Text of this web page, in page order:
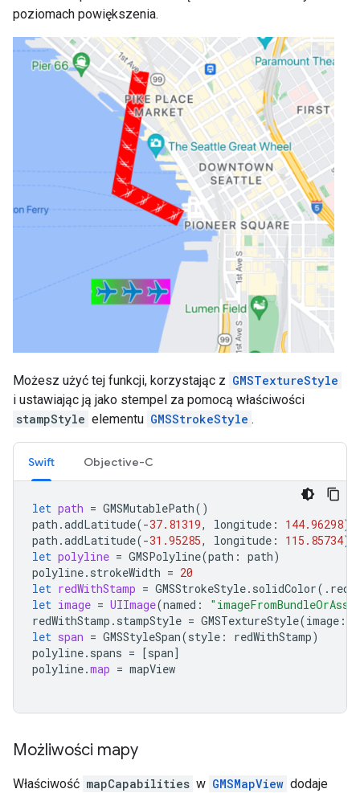
poziomach powiększenia.
Możesz użyć tej funkcji, korzystając z GMSTextureStyle
i ustawiając ją jako stempel za pomocą właściwości
stampStyle elementu GMSStrokeStyle .
Swift Objective-C
let path = GMSMutablePath()
path .addLatitude(-37.81319, longitude : 144.96298)
path .addLatitude(-31.95285, longitude : 115.85734)
let polyline = GMSPolyline(path : path)
polyline. strokeWidth = 20
let redWithStamp = GMSStrokeStyle. solidColor(. red
let image = UIImage(named :
redWithStamp . stampStyle = GMSTextureStyle(image :
let span = GMSStyleSpan(style : redWithStamp)
polyline. spans = [span]
polyline.map = mapView
Możliwości mapy
Właściwość mapCapabilities w GMSMapView dodaje